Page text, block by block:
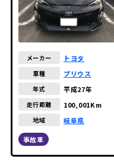
メーカー トヨタ
車種 プリウス
年式 平成27年
走行距離 100,001Km
地域 岐阜県
事故車